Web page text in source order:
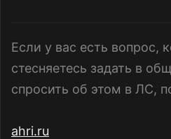
Если у вас есть вопрос,
стесняетесь задать в
спросить об этом в ЛС,
ahri.ru